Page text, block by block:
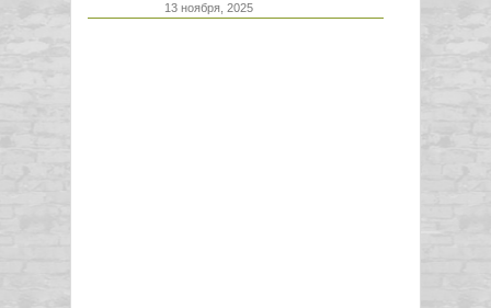
13 ноября, 2025